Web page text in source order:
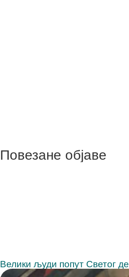
Повезане објаве
Велики људи попут Светог